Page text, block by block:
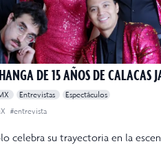
DE 15 AÑOS DE CALACAS
Entrevistas
Espectáculos
#entrevista
celebra su trayectoria en la